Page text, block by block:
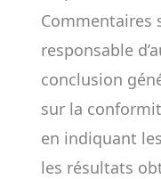
Commentaires
responsable
conclusion
sur la
en indiquant
les résultats